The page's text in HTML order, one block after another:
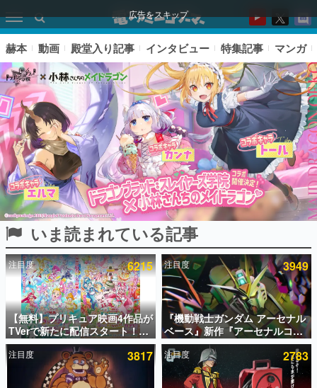
広告をスキップ
ピックアップ
電ファミのいま読まれている記事ランキング
アプリセール情報
インタビュー
連載・特集一覧
赫本 動画 殿堂入り記事 インタビュー 特集記事 マンガ
いま読まれている記事
注目度 6215
【無料】プリキュア映画4作品が
TVerで新たに配信スタート！な
んと2018年～2024年の映画ほぼ
すべてが見放題に、ぶっちゃけ
ありえないラインナップ
注目度 3949
『機動戦士ガンダム アーセナル
ベース』新作『アーセナルコマ
ンダー』発表！8月28日からオ
ープンベータテスト開催、2027
年2月下旬に稼働予定
注目度 3817 注目度 2783